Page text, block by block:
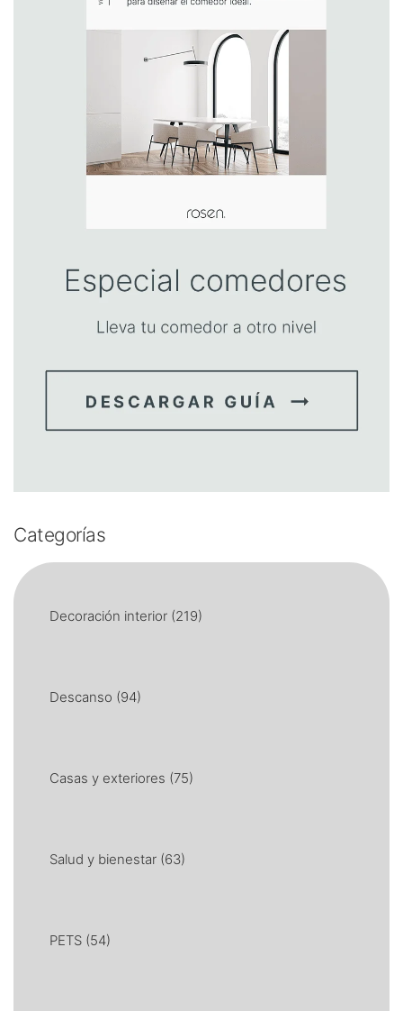
Categorías
Decoración interior (219)
Descanso (94)
Casas y exteriores (75)
Salud y bienestar (63)
PETS (54)